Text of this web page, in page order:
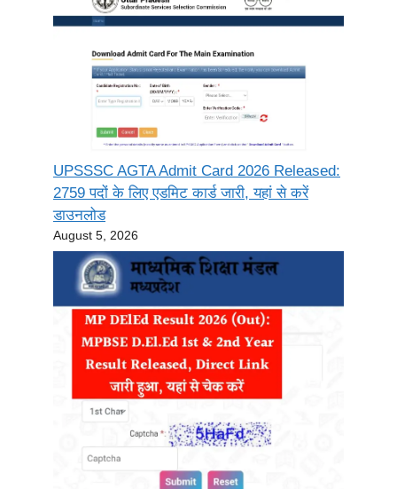
UPSSSC AGTA Admit Card 2026 Released:
2759 पदों के लिए एडमिट कार्ड जारी, यहां से करें
डाउनलोड
August 5, 2026